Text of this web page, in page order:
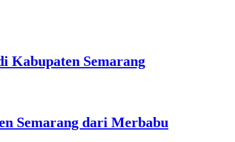
Kabupaten Semarang
Semarang dari Merbabu